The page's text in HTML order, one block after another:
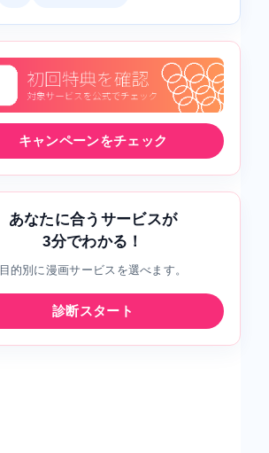
キャンペーンをチェック
あなたに合うサービスが
3分でわかる！
目的別に漫画サービスを選べます。
診断スタート